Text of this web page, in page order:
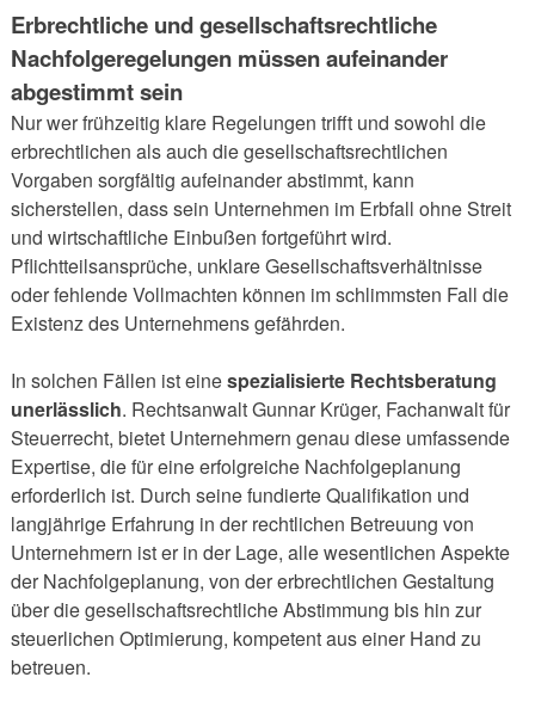
Erbrechtliche und gesellschaftsrechtliche
Nachfolgeregelungen müssen aufeinander
abgestimmt sein
Nur wer frühzeitig klare Regelungen trifft und sowohl die
erbrechtlichen als auch die gesellschaftsrechtlichen
Vorgaben sorgfältig aufeinander abstimmt, kann
sicherstellen, dass sein Unternehmen im Erbfall ohne Streit
und wirtschaftliche Einbußen fortgeführt wird.
Pflichtteilsansprüche, unklare Gesellschaftsverhältnisse
oder fehlende Vollmachten können im schlimmsten Fall die
Existenz des Unternehmens gefährden.
In solchen Fällen ist einespezialisierte Rechtsberatung
unerlässlich. Rechtsanwalt Gunnar Krüger, Fachanwalt für
Steuerrecht, bietet Unternehmern genau diese umfassende
Expertise, die für eine erfolgreiche Nachfolgeplanung
erforderlich ist. Durch seine fundierte Qualifikation und
langjährige Erfahrung in der rechtlichen Betreuung von
Unternehmern ist er in der Lage, alle wesentlichen Aspekte
der Nachfolgeplanung, von der erbrechtlichen Gestaltung
über die gesellschaftsrechtliche Abstimmung bis hin zur
steuerlichen Optimierung, kompetent aus einer Hand zu
betreuen.